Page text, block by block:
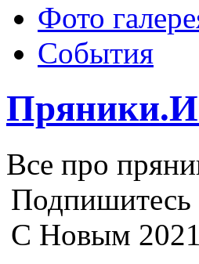
Фото
События
Все про
Подпишитесь
С Новым